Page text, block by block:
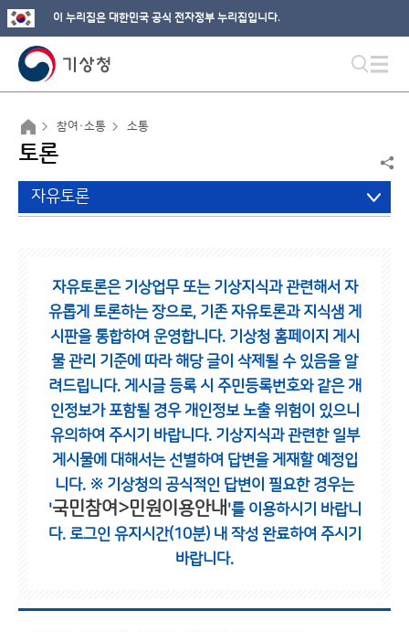
이 누리집은 대한민국 공식 전자정부 누리집입니다.
참여·소통 소통
토론
자유토론
자유토론은 기상업무 또는 기상지식과 관련해서 자
유롭게 토론하는 장으로, 기존 자유토론과 지식샘 게
시판을 통합하여 운영합니다. 기상청 홈페이지 게시
물 관리 기준에 따라 해당 글이 삭제될 수 있음을 알
려드립니다. 게시글 등록 시 주민등록번호와 같은 개
인정보가 포함될 경우 개인정보 노출 위험이 있으니
유의하여 주시기 바랍니다. 기상지식과 관련한 일부
게시물에 대해서는 선별하여 답변을 게재할 예정입
니다. ※ 기상청의 공식적인 답변이 필요한 경우는
'국민참여>민원이용안내 '를 이용하시기 바랍니
다. 로그인 유지시간(10분) 내 작성 완료하여 주시기
바랍니다.